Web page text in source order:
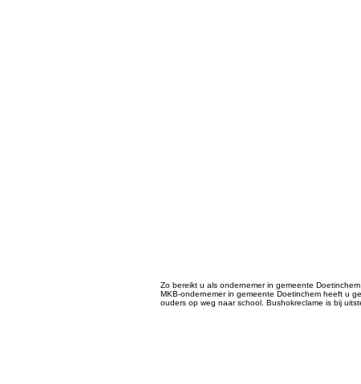
Zo bereikt u als ondernemer in gemeente
MKB-ondernemer in gemeente Doetinchem heeft u
ouders op weg naar school. Bushokreclame is bij